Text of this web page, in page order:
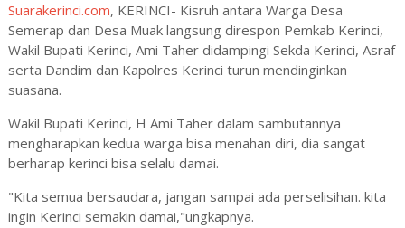
Suarakerinci.com, KERINCI- Kisruh antara Warga Desa
Semerap dan Desa Muak langsung direspon Pemkab Kerinci,
Wakil Bupati Kerinci, Ami Taher didampingi Sekda Kerinci, Asraf
serta Dandim dan Kapolres Kerinci turun mendinginkan
suasana.
Wakil Bupati Kerinci, H Ami Taher dalam sambutannya
mengharapkan kedua warga bisa menahan diri, dia sangat
berharap kerinci bisa selalu damai.
"Kita semua bersaudara, jangan sampai ada perselisihan. kita
ingin Kerinci semakin damai,"ungkapnya.